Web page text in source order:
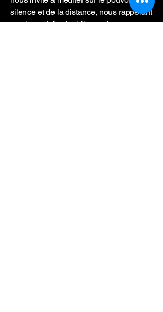
silence et de la distance, nous rappelant
que la vanité et la déloyauté se